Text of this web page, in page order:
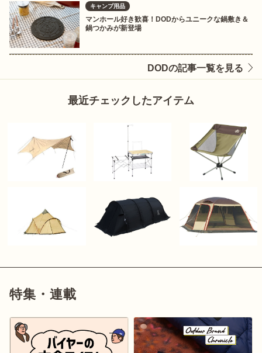
キャンプ用品
マンホール好き歓喜！DODからユニークな鍋敷き＆
鍋つかみが新登場
DODの記事一覧を見る
最近チェックしたアイテム
特集・連載